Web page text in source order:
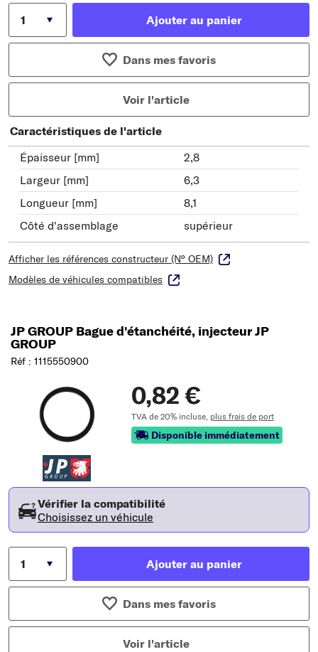
Ajouter au panier
Dans mes favoris
Voir l'article
Caractéristiques de l'article
Épaisseur [mm]
2,8
Largeur [mm]
6,3
Longueur [mm]
8,1
Côté d'assemblage
supérieur
Afficher les références constructeur (N° OEM)
Modèles de véhicules compatibles
JP GROUP Bague d'étanchéité, injecteur JP
GROUP
Réf : 1115550900
0,82 €
TVA de 20% incluse, plus frais de port
Disponible immédiatement
Vérifier la compatibilité
Choisissez un véhicule
Ajouter au panier
Dans mes favoris
Voir l'article